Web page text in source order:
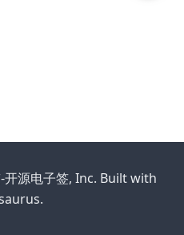
源电子签, Inc. Built with